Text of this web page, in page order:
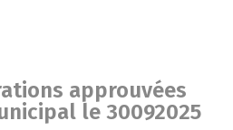
approuvées
le 30092025